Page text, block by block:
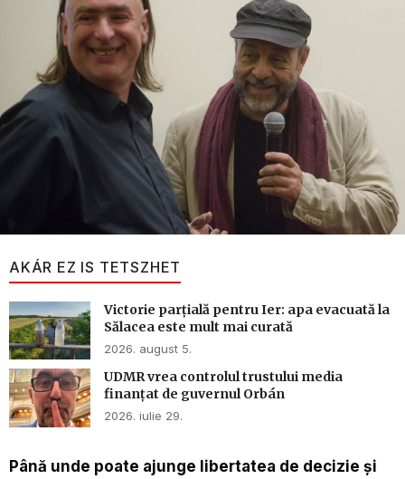
AKÁR EZ IS TETSZHET
Victorie parțială pentru Ier: apa evacuată la
Sălacea este mult mai curată
2026. august 5.
UDMR vrea controlul trustului media
finanțat de guvernul Orbán
2026. iulie 29.
Până unde poate ajunge libertatea de decizie și